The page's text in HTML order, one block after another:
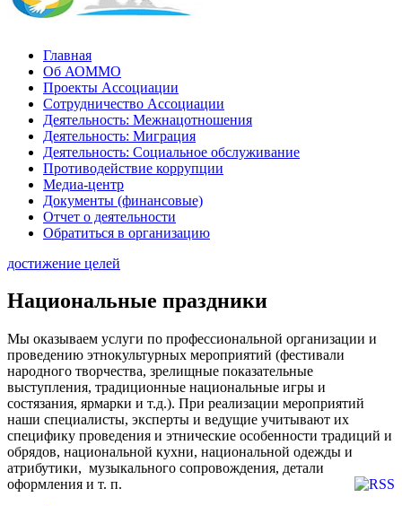
Главная
Об АОММО
Проекты Ассоциации
Сотрудничество Ассоциации
Деятельность: Межнацотношения
Деятельность: Миграция
Деятельность: Социальное обслуживание
Противодействие коррупции
Медиа-центр
Документы (финансовые)
Отчет о деятельности
Обратиться в организацию
достижение целей
Национальные праздники
Мы оказываем услуги по профессиональной организации и
проведению этнокультурных мероприятий (фестивали
народного творчества, зрелищные показательные
выступления, традиционные национальные игры и
состязания, ярмарки и т.д.). При реализации мероприятий
наши специалисты, эксперты и ведущие учитывают их
специфику проведения и этнические особенности традиций и
обрядов, национальной кухни, национальной одежды и
атрибутики, музыкального сопровождения, детали
оформления и т. п.